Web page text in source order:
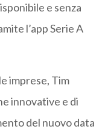
e senza
l’app Serie A
imprese, Tim
innovative e di
del nuovo data